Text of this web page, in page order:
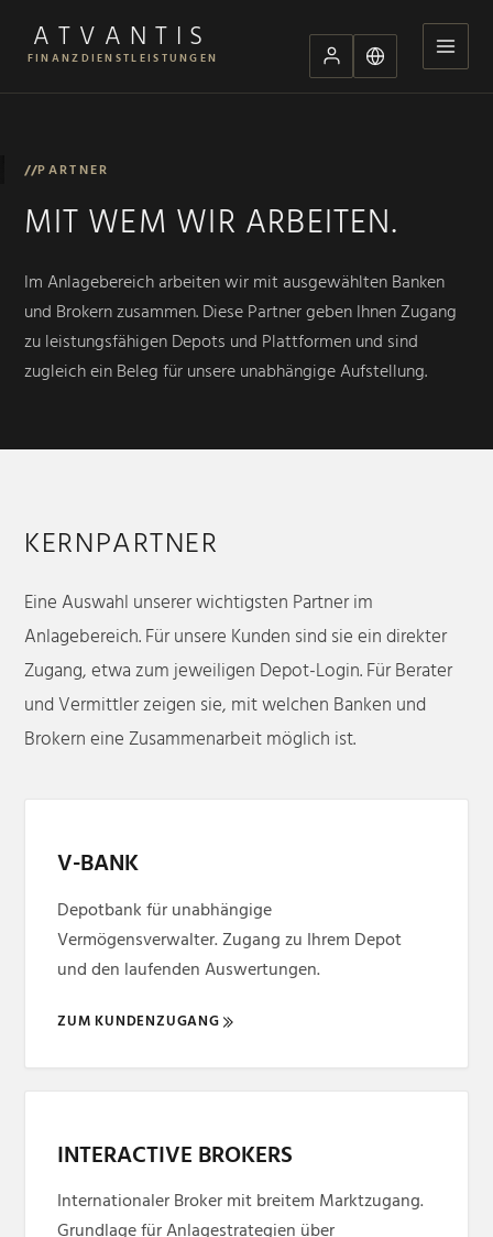
ATVANTIS
FINANZDIENSTLEISTUNGEN
//PARTNER
MIT WEM WIR ARBEITEN.
Im Anlagebereich arbeiten wir mit ausgewählten Banken
und Brokern zusammen. Diese Partner geben Ihnen Zugang
zu leistungsfähigen Depots und Plattformen und sind
zugleich ein Beleg für unsere unabhängige Aufstellung.
KERNPARTNER
Eine Auswahl unserer wichtigsten Partner im
Anlagebereich. Für unsere Kunden sind sie ein direkter
Zugang, etwa zum jeweiligen Depot-Login. Für Berater
und Vermittler zeigen sie, mit welchen Banken und
Brokern eine Zusammenarbeit möglich ist.
V-BANK
Depotbank für unabhängige
Vermögensverwalter. Zugang zu Ihrem Depot
und den laufenden Auswertungen.
ZUM KUNDENZUGANG
INTERACTIVE BROKERS
Internationaler Broker mit breitem Marktzugang.